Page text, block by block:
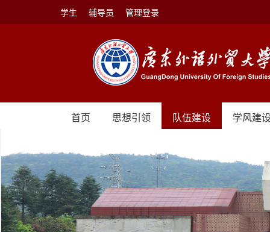
学生 辅导员 管理登录
首页 思想引领 队伍建设 学风建